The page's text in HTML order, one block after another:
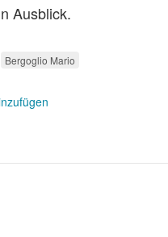
Ausblick.
Bergoglio Mario